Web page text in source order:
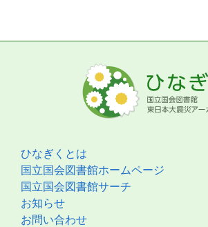
ひなぎくとは
国立国会図書館ホームページ
国立国会図書館サーチ
お知らせ
お問い合わせ